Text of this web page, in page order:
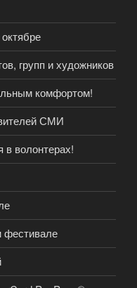
групп и художников
комфортом!
СМИ
в волонтерах!
фестивале